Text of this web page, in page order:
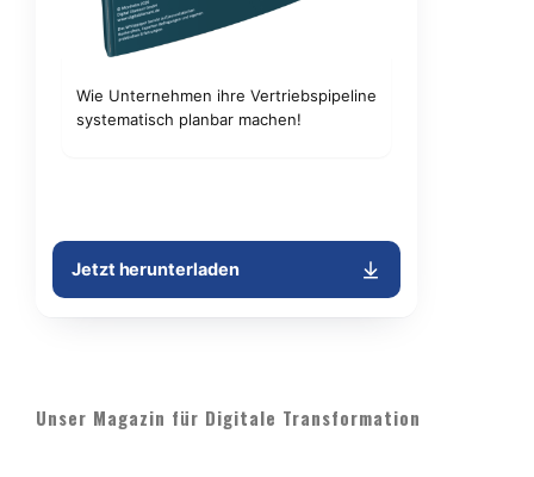
Unser Magazin für Digitale Transformation